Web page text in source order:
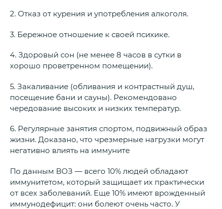
2. Отказ от курения и употребления алкоголя.
3. Бережное отношение к своей психике.
4. Здоровый сон (не менее 8 часов в сутки в
хорошо проветренном помещении).
5. Закаливание (обливания и контрастный душ,
посещение бани и сауны). Рекомендовано
чередование высоких и низких температур.
6. Регулярные занятия спортом, подвижный образ
жизни. Доказано, что чрезмерные нагрузки могут
негативно влиять на иммуните
По данным ВОЗ — всего 10% людей обладают
иммунитетом, который защищает их практически
от всех заболеваний. Еще 10% имеют врожденный
иммунодефицит: они болеют очень часто. У